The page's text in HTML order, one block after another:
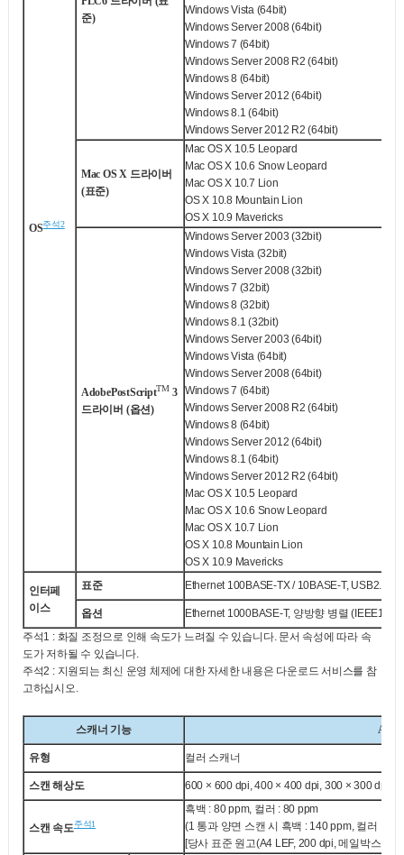
OS주석2
준)
Windows Vista(64bit)
Windows Server2008 (64bit)
Windows7 (64bit)
Windows Server2008 R2 (64bit)
Windows8 (64bit)
Windows Server2012 (64bit)
Windows8.1 (64bit)
Windows Server2012 R2 (64bit)
Mac OS X 드라이버
(표준)
Mac OS X 10.5 Leopard
Mac OS X 10.6 Snow Leopard
Mac OS X 10.7 Lion
OS X 10.8 Mountain Lion
OS X 10.9 Mavericks
AdobePostScriptTM3
드라이버 (옵션)
Windows Server2003 (32bit)
Windows Vista(32bit)
Windows Server2008 (32bit)
Windows7 (32bit)
Windows8 (32bit)
Windows8.1 (32bit)
Windows Server2003 (64bit)
Windows Vista(64bit)
Windows Server2008 (64bit)
Windows7 (64bit)
Windows Server2008 R2 (64bit)
Windows8 (64bit)
Windows Server2012 (64bit)
Windows8.1 (64bit)
Windows Server2012 R2 (64bit)
Mac OS X 10.5 Leopard
Mac OS X 10.6 Snow Leopard
Mac OS X 10.7 Lion
OS X 10.8 Mountain Lion
OS X 10.9 Mavericks
인터페
이스
표준 Ethernet 100BASE-TX / 10BASE-T, USB2.0
옵션
Ethernet 1000BASE-T, 양방향 병렬
주석1 : 화질 조정으로 인해 속도가 느려질 수 있습니다. 문서 속성에 따라 속
도가 저하될 수 있습니다.
주석2 : 지원되는 최신 운영 체제에 대한 자세한 내용은 다운로드 서비스를 참
고하십시오.
스캐너 기능
유형 컬러 스캐너
스캔 해상도 600 × 600 dpi, 400 × 400 dpi, 300 × 300 dpi,
스캔 속도주석1
흑백 : 80 ppm, 컬러 : 80 ppm
(1 통과 양면 스캔 시 흑백 : 140 ppm, 컬러 :
[당사 표준 원고(A4 LEF, 200 dpi, 메일박스)]